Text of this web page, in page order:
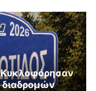
Κυκλοφόρησαν
διαδρομών